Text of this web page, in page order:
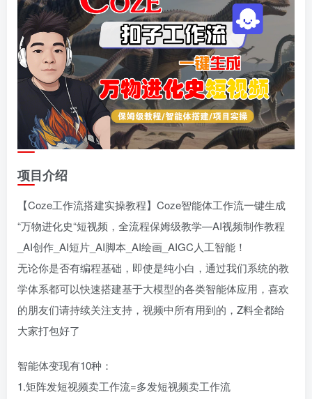
项目介绍
【Coze工作流搭建实操教程】Coze智能体工作流一键生成
“万物进化史“短视频，全流程保姆级教学—AI视频制作教程
_AI创作_AI短片_AI脚本_AI绘画_AIGC人工智能！
无论你是否有编程基础，即使是纯小白，通过我们系统的教
学体系都可以快速搭建基于大模型的各类智能体应用，喜欢
的朋友们请持续关注支持，视频中所有用到的，Z料全都给
大家打包好了
智能体变现有10种：
1.矩阵发短视频卖工作流=多发短视频卖工作流